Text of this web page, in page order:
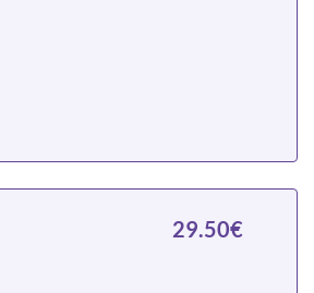
29.50€